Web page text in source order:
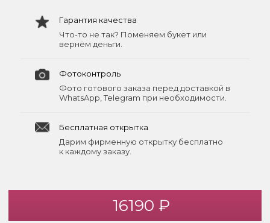
Гарантия качества
Что-то не так? Поменяем букет или
вернём деньги.
Фотоконтроль
Фото готового заказа перед доставкой в
WhatsApp, Telegram при необходимости.
Бесплатная открытка
Дарим фирменную открытку бесплатно
к каждому заказу.
16190 ₽